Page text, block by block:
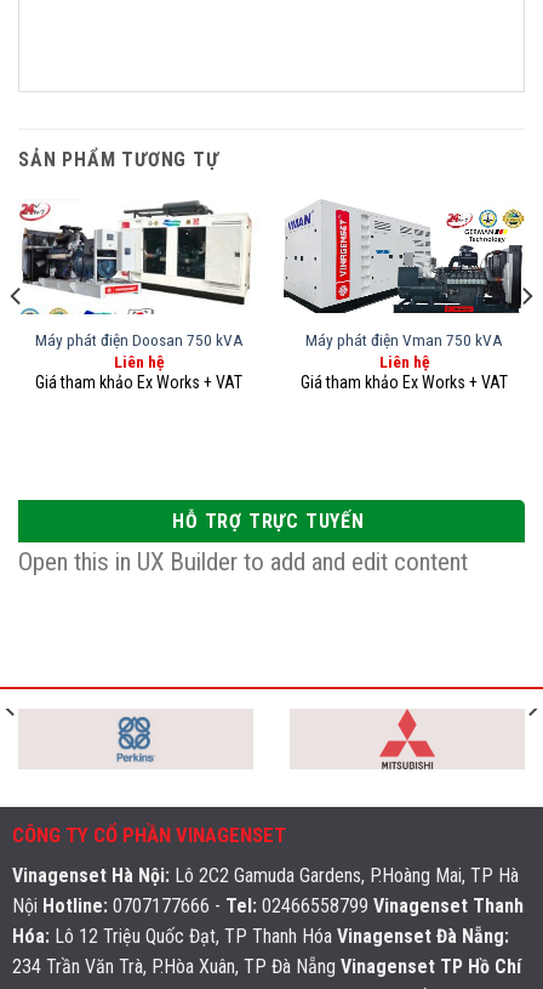
HỖ TRỢ TRỰC TUYẾN
Open this in UX Builder to add and edit content
SẢN PHẨM TƯƠNG TỰ
Máy phát điện Doosan 750 kVA
Liên hệ
Máy phát điện Vman 750 kVA
Liên hệ
CÔNG TY CỔ PHẦN VINAGENSET
Vinagenset Hà Nội: Lô 2C2 Gamuda Gardens, P.Hoàng Mai, TP Hà
Nội Hotline: 0707177666 - Tel:02466558799 Vinagenset Thanh
Hóa: Lô 12 Triệu Quốc Đạt, TP Thanh Hóa Vinagenset Đà Nẵng:
234 Trần Văn Trà, P.Hòa Xuân, TP Đà Nẵng Vinagenset TP Hồ Chí